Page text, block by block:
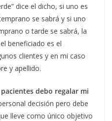
dice el dicho, si uno es
se sabrá y si uno
o tarde se sabrá, la
beneficiado es el
clientes y en mi caso
y apellido.
debo regalar mi
decisión pero debe
lleve como único objetivo